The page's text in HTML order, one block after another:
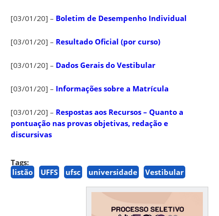
[03/01/20] – Boletim de Desempenho Individual
[03/01/20] – Resultado Oficial (por curso)
[03/01/20] – Dados Gerais do Vestibular
[03/01/20] – Informações sobre a Matrícula
[03/01/20] – Respostas aos Recursos – Quanto a
pontuação nas provas objetivas, redação e
discursivas
Tags:
listão
UFFS ufsc universidade Vestibular